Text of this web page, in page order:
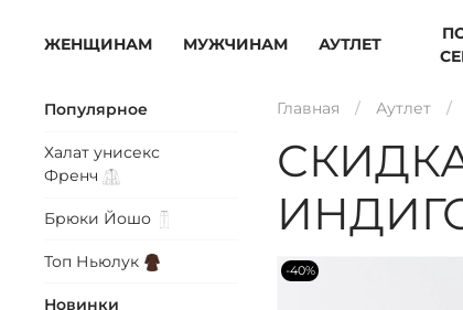
ЖЕНЩИНАМ МУЖЧИНАМ АУТЛЕТ
Главная Аутлет
-40%
Популярное
Халат унисекс
Френч
Брюки Йошо
Топ Ньюлук
Новинки